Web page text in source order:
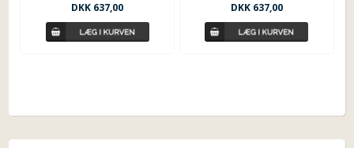
DKK 637,00 DKK637,00